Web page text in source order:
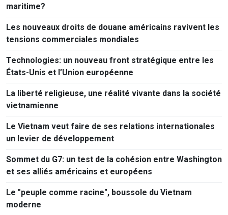
maritime?
Les nouveaux droits de douane américains ravivent les
tensions commerciales mondiales
Technologies: un nouveau front stratégique entre les
États-Unis et l’Union européenne
La liberté religieuse, une réalité vivante dans la société
vietnamienne
Le Vietnam veut faire de ses relations internationales
un levier de développement
Sommet du G7: un test de la cohésion entre Washington
et ses alliés américains et européens
Le "peuple comme racine", boussole du Vietnam
moderne